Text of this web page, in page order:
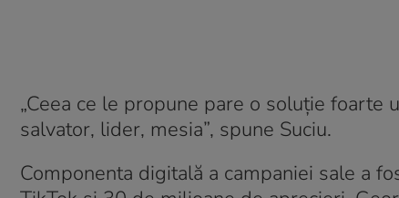
„Ceea ce le propune pare o soluție
salvator, lider, mesia”, spune Suciu.
Componenta digitală a campaniei sale a